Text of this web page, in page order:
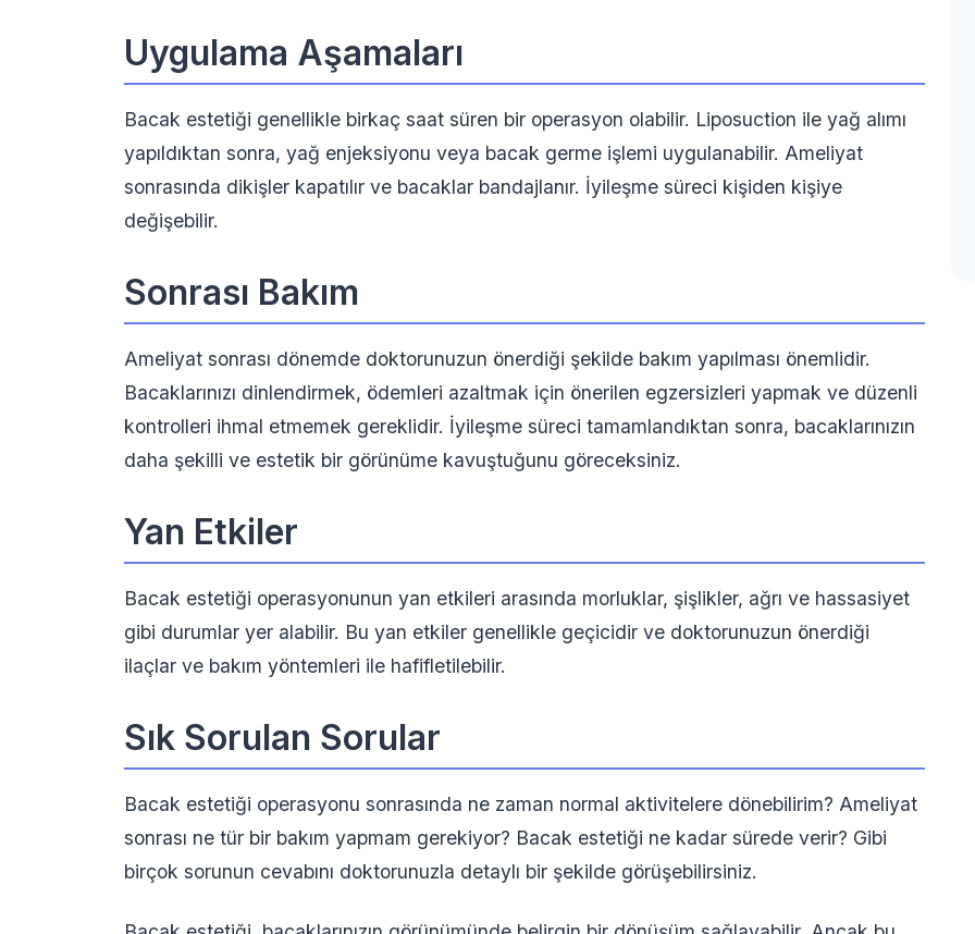
Uygulama Aşamaları
Bacak estetiği genellikle birkaç saat süren bir operasyon olabilir. Liposuction ile yağ alımı
yapıldıktan sonra, yağ enjeksiyonu veya bacak germe işlemi uygulanabilir. Ameliyat
sonrasında dikişler kapatılır ve bacaklar bandajlanır. İyileşme süreci kişiden kişiye
değişebilir.
Sonrası Bakım
Ameliyat sonrası dönemde doktorunuzun önerdiği şekilde bakım yapılması önemlidir.
Bacaklarınızı dinlendirmek, ödemleri azaltmak için önerilen egzersizleri yapmak ve düzenli
kontrolleri ihmal etmemek gereklidir. İyileşme süreci tamamlandıktan sonra, bacaklarınızın
daha şekilli ve estetik bir görünüme kavuştuğunu göreceksiniz.
Yan Etkiler
Bacak estetiği operasyonunun yan etkileri arasında morluklar, şişlikler, ağrı ve hassasiyet
gibi durumlar yer alabilir. Bu yan etkiler genellikle geçicidir ve doktorunuzun önerdiği
ilaçlar ve bakım yöntemleri ile hafifletilebilir.
Sık Sorulan Sorular
Bacak estetiği operasyonu sonrasında ne zaman normal aktivitelere dönebilirim? Ameliyat
sonrası ne tür bir bakım yapmam gerekiyor? Bacak estetiği ne kadar sürede verir? Gibi
birçok sorunun cevabını doktorunuzla detaylı bir şekilde görüşebilirsiniz.